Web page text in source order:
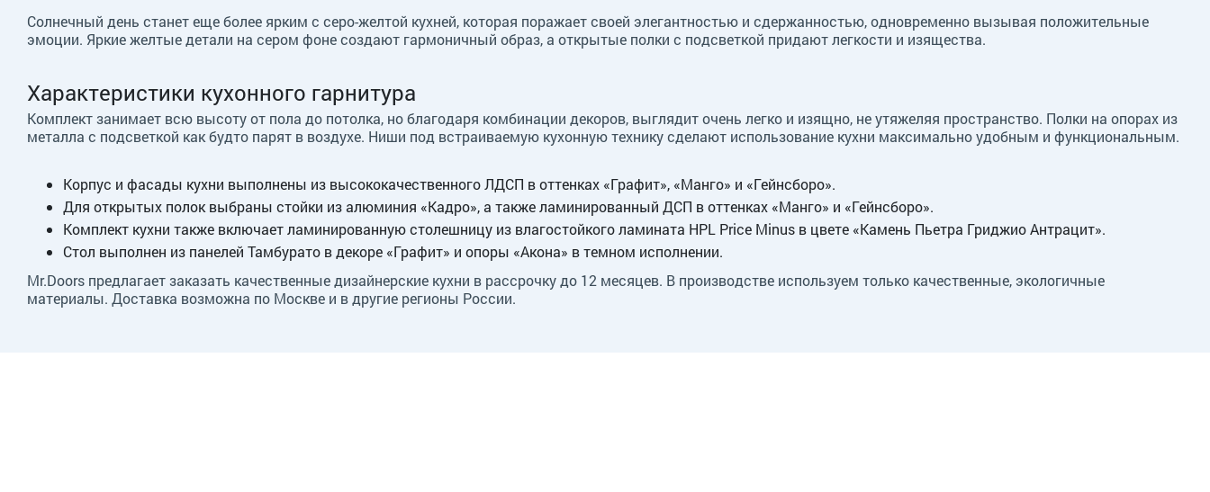
Солнечный день станет еще более ярким с серо-желтой кухней, которая поражает своей элегантностью и сдержанностью, одновременно вызывая положительные
эмоции. Яркие желтые детали на сером фоне создают гармоничный образ, а открытые полки с подсветкой придают легкости и изящества.
Характеристики кухонного гарнитура
Комплект занимает всю высоту от пола до потолка, но благодаря комбинации декоров, выглядит очень легко и изящно, не утяжеляя пространство. Полки на опорах из
металла с подсветкой как будто парят в воздухе. Ниши под встраиваемую кухонную технику сделают использование кухни максимально удобным и функциональным.
Корпус и фасады кухни выполнены из высококачественного ЛДСП в оттенках «Графит», «Манго» и «Гейнсборо».
Для открытых полок выбраны стойки из алюминия «Кадро», а также ламинированный ДСП в оттенках «Манго» и «Гейнсборо».
Комплект кухни также включает ламинированную столешницу из влагостойкого ламината HPL Price Minus в цвете «Камень Пьетра Гриджио Антрацит».
Стол выполнен из панелей Тамбурато в декоре «Графит» и опоры «Акона» в темном исполнении.
Mr.Doors предлагает заказать качественные дизайнерские кухни в рассрочку до 12 месяцев. В производстве используем только качественные, экологичные
материалы. Доставка возможна по Москве и в другие регионы России.